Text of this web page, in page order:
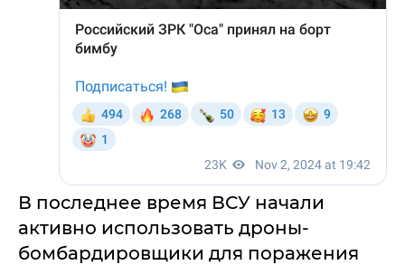
В последнее время ВСУ начали
активно использовать дроны-
бомбардировщики для поражения